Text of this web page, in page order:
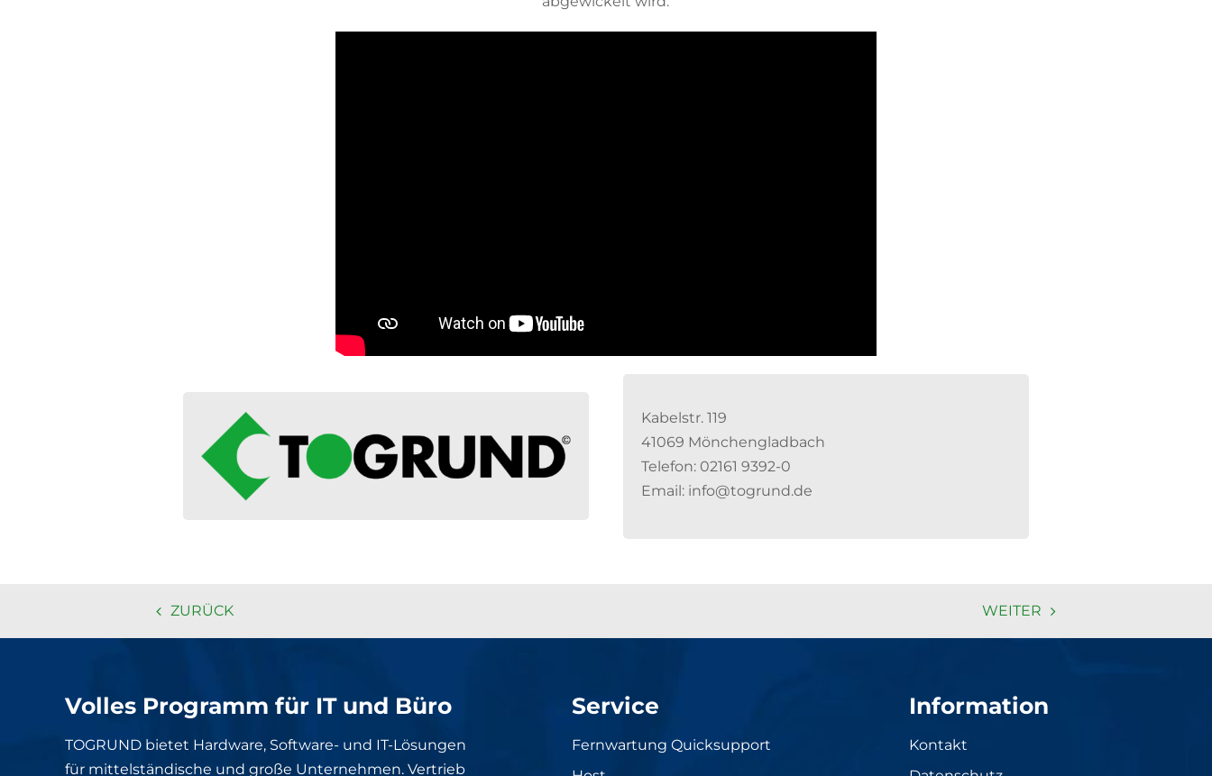
Kabelstr. 119
41069 Mönchengladbach
Telefon: 02161 9392-0
Email: info@togrund.de
ZURÜCK WEITER
Volles Programm für IT und Büro
TOGRUND bietet Hardware, Software- und IT-Lösungen
für mittelständische und große Unternehmen. Vertrieb
Service
Fernwartung Quicksupport
Information
Kontakt